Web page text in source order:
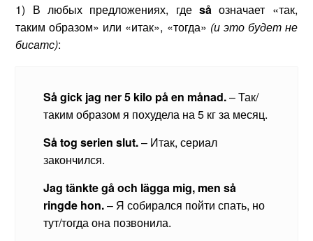
1) В любых предложениях, где så означает «так,
таким образом» или «итак», «тогда» (и это будет не
бисатс):
Sågick jag ner5 kilo påen månad.– Так/
таким образом я похудела на 5 кг за месяц.
Så tog serien slut.– Итак, сериал
закончился.
Jag tänkte gå och lägga mig, men så
ringde hon.– Я собирался пойти спать, но
тут/тогда она позвонила.